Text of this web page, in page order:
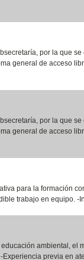
por la que se
general de acceso
por la que se
general de acceso
para la formación
trabajo en equipo. -
ambiental, el
previa en